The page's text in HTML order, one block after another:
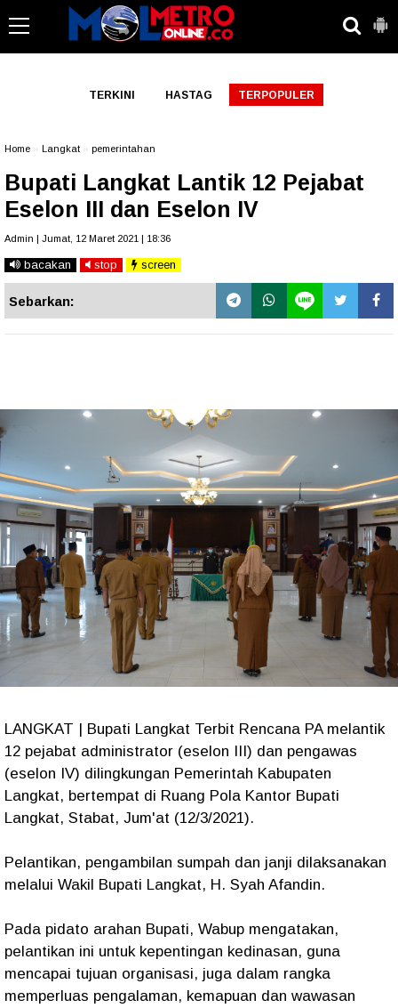
TERKINI HASTAG TERPOPULER
Home Langkat pemerintahan
Bupati Langkat Lantik 12 Pejabat
Eselon III dan Eselon IV
Admin | Jumat, 12 Maret 2021 | 18:36
bacakan stop screen
Sebarkan:
LANGKAT | Bupati Langkat Terbit Rencana PA melantik
12 pejabat administrator (eselon III) dan pengawas
(eselon IV) dilingkungan Pemerintah Kabupaten
Langkat, bertempat di Ruang Pola Kantor Bupati
Langkat, Stabat, Jum'at (12/3/2021).
Pelantikan, pengambilan sumpah dan janji dilaksanakan
melalui Wakil Bupati Langkat, H. Syah Afandin.
Pada pidato arahan Bupati, Wabup mengatakan,
pelantikan ini untuk kepentingan kedinasan, guna
mencapai tujuan organisasi, juga dalam rangka
memperluas pengalaman, kemapuan dan wawasan